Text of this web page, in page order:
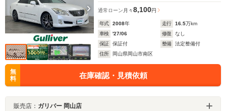
通常ローン 月々8,100円
年式 2008年 走行 16.5万km
車検
'27/06 修復
なし
保証
保証付 整備
法定整備付
住所
岡山県岡山市南区
無
料
在庫確認・見積依頼
販売店： ガリバー 岡山店